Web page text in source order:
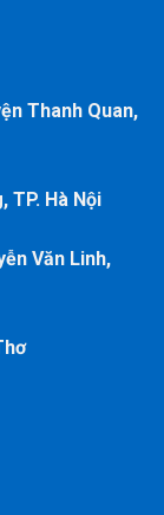
Thanh Quan,
TP. Hà Nội
Văn Linh,